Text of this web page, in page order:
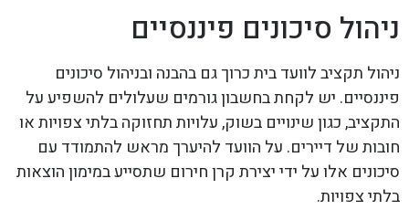
ניהול סיכונים פיננסיים
ניהול תקציב לוועד בית כרוך גם בהבנה ובניהול סיכונים
פיננסיים. יש לקחת בחשבון גורמים שעלולים להשפיע על
התקציב, כגון שינויים בשוק, עלויות תחזוקה בלתי צפויות או
חובות של דיירים. על הוועד להיערך מראש להתמודד עם
סיכונים אלו על ידי יצירת קרן חירום שתסייע במימון הוצאות
בלתי צפויות.